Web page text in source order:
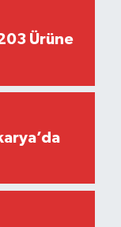
Ürüne